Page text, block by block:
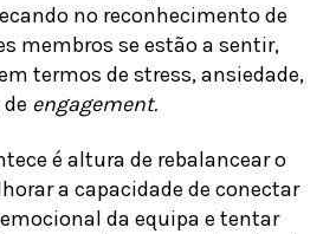
no reconhecimento de
membros se estão a sentir,
termos de stress, ansiedade,
engagement.
é altura de rebalancear o
a capacidade de conectar
da equipa e tentar